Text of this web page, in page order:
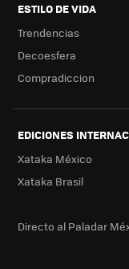
ESTILO DE VIDA
Trendencias
Decoesfera
Compradiccion
EDICIONES
Xataka México
Xataka Brasil
Directo al Paladar